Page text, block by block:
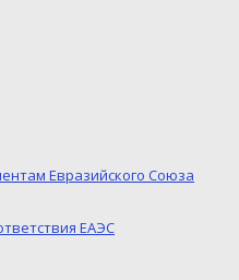
Евразийского Союза